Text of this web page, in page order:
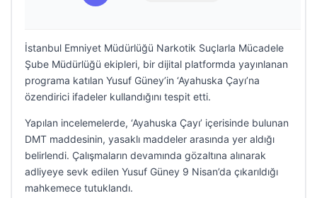
İstanbul Emniyet Müdürlüğü Narkotik Suçlarla Mücadele
Şube Müdürlüğü ekipleri, bir dijital platformda yayınlanan
programa katılan Yusuf Güney’in ‘Ayahuska Çayı’na
özendirici ifadeler kullandığını tespit etti.
Yapılan incelemelerde, ‘Ayahuska Çayı’ içerisinde bulunan
DMT maddesinin, yasaklı maddeler arasında yer aldığı
belirlendi. Çalışmaların devamında gözaltına alınarak
adliyeye sevk edilen Yusuf Güney 9 Nisan’da çıkarıldığı
mahkemece tutuklandı.